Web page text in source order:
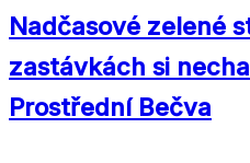
Nadčasové zelené
zastávkách si
Prostřední Bečva